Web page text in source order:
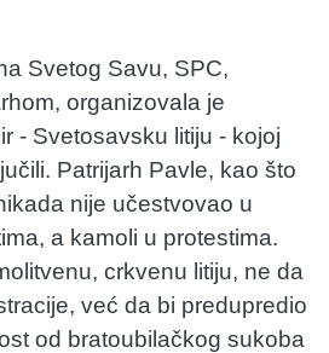
Svetog Savu, SPC,
organizovala je
- Svetosavsku litiju - kojoj
Patrijarh Pavle, kao što
nije učestvovao u
a kamoli u protestima.
crkvenu litiju, ne da
već da bi predupredio
od bratoubilačkog sukoba